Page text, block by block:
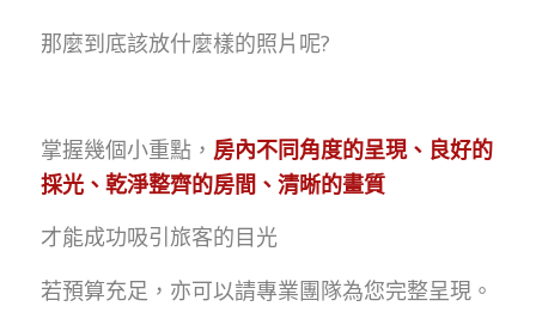
那麼到底該放什麼樣的照片呢?
掌握幾個小重點， 房內不同角度的呈現、良好的
採光、乾淨整齊的房間、清晰的畫質
才能成功吸引旅客的目光
若預算充足，亦可以請專業團隊為您完整呈現。